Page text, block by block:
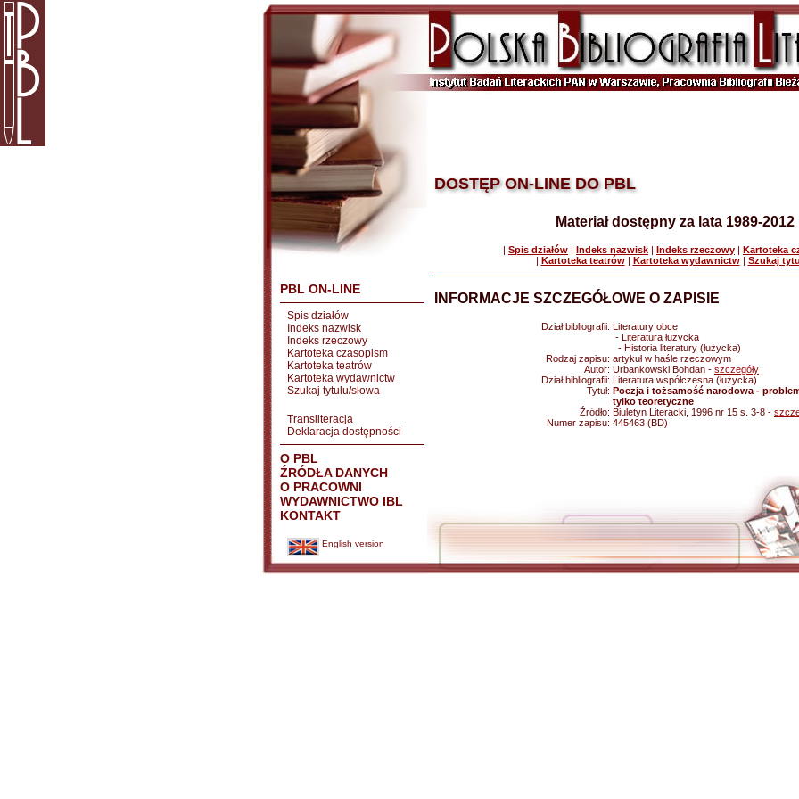
PBL ON-LINE
Spis działów
Indeks nazwisk
Indeks rzeczowy
Kartoteka czasopism
Kartoteka teatrów
Kartoteka wydawnictw
Szukaj tytułu/słowa
Transliteracja
Deklaracja dostępności
O PBL
ŹRÓDŁA DANYCH
O PRACOWNI
WYDAWNICTWO IBL
KONTAKT
English version
DOSTĘP ON-LINE DO PBL
Materiał dostępny za lata 1989-2012
| Spis działów | Indeks nazwisk | Indeks rzeczowy | Kartoteka
| Kartoteka teatrów| Kartoteka wydawnictw| Szukaj
INFORMACJE SZCZEGÓŁOWE O ZAPISIE
Dział bibliografii: Literatury obce
- Literatura łużycka
- Historia literatury (łużycka)
Rodzaj zapisu: artykuł w haśle rzeczowym
Autor: Urbankowski Bohdan - szczegóły
Dział bibliografii: Literatura współczesna (łużycka)
Tytuł: Poezja i tożsamość narodowa -
tylko teoretyczne
Źródło: Biuletyn Literacki, 1996 nr 15 s. 3-8 -
Numer zapisu: 445463 (BD)